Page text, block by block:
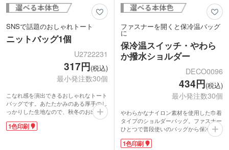
SNSで話題のおしゃれトート
ニットバッグ1個
U2722231
317円(税込)
最小発注数30個
こなれ感を演出できるおしゃれなトート
バッグです。あたたかみのある厚手のし
っかりした生地なので、秋冬のお出かけ
バッグにぴったり！伸縮性のあるニット
生地と横マチで、見た目以上に収納力が
1色印刷
ファスナーを開くと保冷温バッグ
に
保冷温スイッチ・やわら
か撥水ショルダー
DECO0096
434円(税込)
最小発注数30個
やわらかなナイロン素材を使用した巾着
タイプのショルダーバッグ。ファスナー
ひとつで普段使いのバッグから保冷温バ
ッグへ切り替えられる便利なアイテムで
す。内側には保温・保冷効果に優れたア
1色印刷